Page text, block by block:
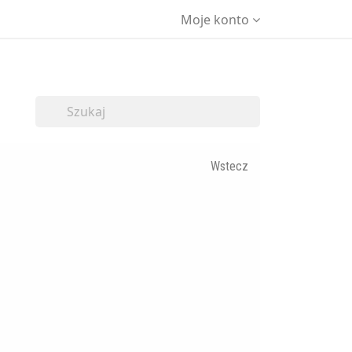
Moje konto
Wstecz